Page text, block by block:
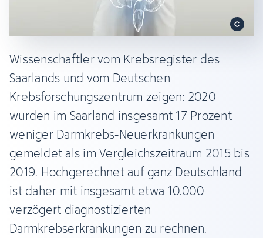
Wissenschaftler vom Krebsregister des
Saarlands und vom Deutschen
Krebsforschungszentrum zeigen: 2020
wurden im Saarland insgesamt 17 Prozent
weniger Darmkrebs-Neuerkrankungen
gemeldet als im Vergleichszeitraum 2015 bis
2019. Hochgerechnet auf ganz Deutschland
ist daher mit insgesamt etwa 10.000
verzögert diagnostizierten
Darmkrebserkrankungen zu rechnen.